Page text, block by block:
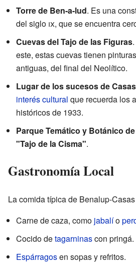
Torre de Ben-a-lud. Es una
del siglo ix, que se encuentra
Cuevas del Tajo de las Figuras
este, estas cuevas tienen
antiguas, del final del Neolítico.
Lugar de los sucesos de
interés cultural que recuerda los
históricos de 1933.
Parque Temático y Botánico
"Tajo de la Cisma".
Gastronomía Local
La comida típica de Benalup-
Carne de caza, como jabalío
Cocido detagarninascon pringá.
Espárragosen sopas y refritos.